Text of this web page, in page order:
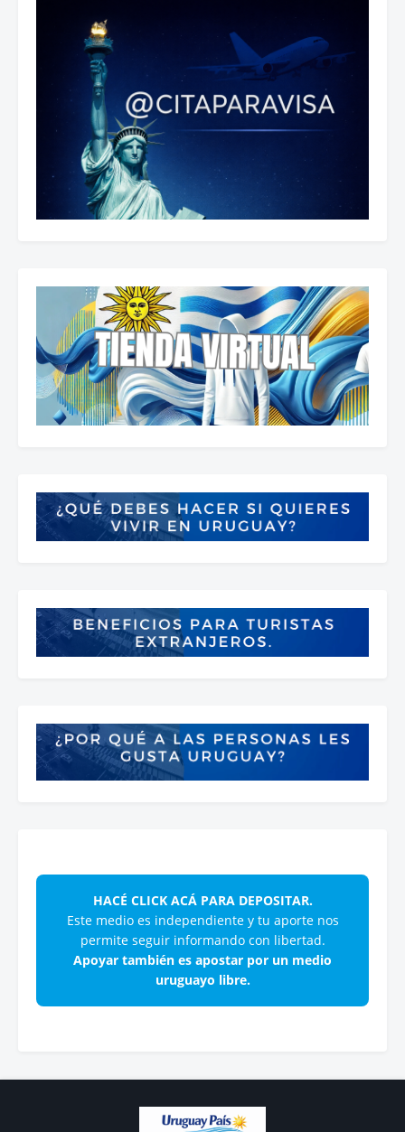
HACÉ CLICK ACÁ PARA DEPOSITAR.
Este medio es independiente y tu aporte nos
permite seguir informando con libertad.
Apoyar también es apostar por un medio
uruguayo libre.